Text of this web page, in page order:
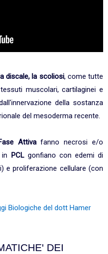
discale, la scoliosi, come tutte
muscolari, cartilaginei e
della sostanza
del mesoderma recente.
Attivafanno necrosi e/o
PCL gonfiano con edemi di
e proliferazione cellulare (con
DEI